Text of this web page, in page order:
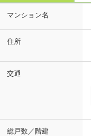
マンション名
住所
交通
総戸数／階建